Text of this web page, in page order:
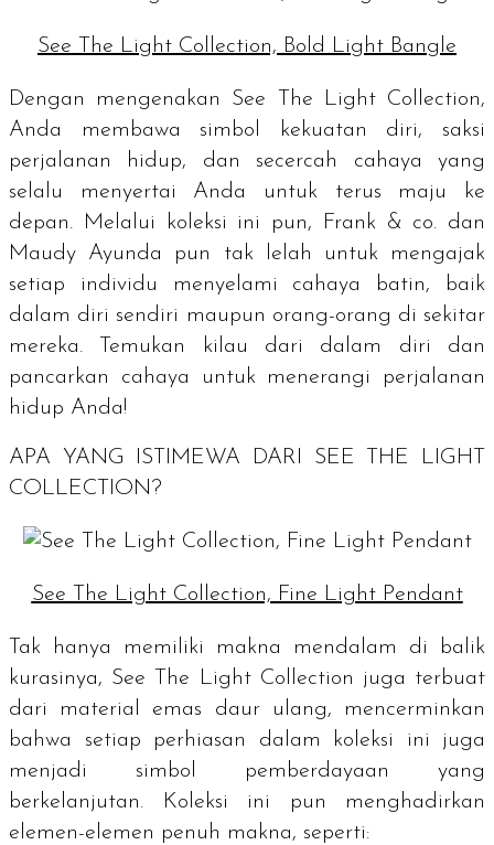
See The Light Collection, Bold Light Bangle
Dengan mengenakan See The Light Collection,
Anda membawa simbol kekuatan diri, saksi
perjalanan hidup, dan secercah cahaya yang
selalu menyertai Anda untuk terus maju ke
depan. Melalui koleksi ini pun, Frank & co. dan
Maudy Ayunda pun tak lelah untuk mengajak
setiap individu menyelami cahaya batin, baik
dalam diri sendiri maupun orang-orang di sekitar
mereka. Temukan kilau dari dalam diri dan
pancarkan cahaya untuk menerangi perjalanan
hidup Anda!
APA YANG ISTIMEWA DARI SEE THE LIGHT
COLLECTION?
See The Light Collection, Fine Light Pendant
Tak hanya memiliki makna mendalam di balik
kurasinya, See The Light Collection juga terbuat
dari material emas daur ulang, mencerminkan
bahwa setiap perhiasan dalam koleksi ini juga
menjadi simbol pemberdayaan yang
berkelanjutan. Koleksi ini pun menghadirkan
elemen-elemen penuh makna, seperti: